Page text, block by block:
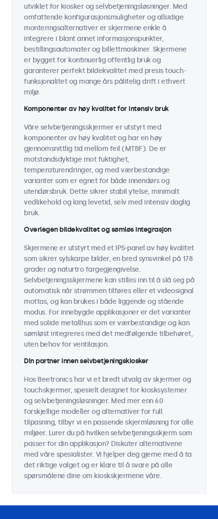
utviklet for kiosker og selvbetjeningsløsninger. Med
omfattende konfigurasjonsmuligheter og allsidige
monteringsalternativer er skjermene enkle å
integrere i blant annet informasjonspunkter,
bestillingsautomater og billettmaskiner. Skjermene
er bygget for kontinuerlig offentlig bruk og
garanterer perfekt bildekvalitet med presis touch-
funksjonalitet og mange års pålitelig drift i ethvert
miljø.
Komponenter av høy kvalitet for intensiv bruk
Våre selvbetjeningsskjermer er utstyrt med
komponenter av høy kvalitet og har en høy
gjennomsnittlig tid mellom feil (MTBF). De er
motstandsdyktige mot fuktighet,
temperaturendringer, og med værbestandige
varianter som er egnet for både innendørs og
utendørsbruk. Dette sikrer stabil ytelse, minimalt
vedlikehold og lang levetid, selv med intensiv daglig
bruk.
Overlegen bildekvalitet og sømløs integrasjon
Skjermene er utstyrt med et IPS-panel av høy kvalitet
som sikrer sylskarpe bilder, en bred synsvinkel på 178
grader og naturtro fargegjengivelse.
Selvbetjeningsskjermene kan stilles inn til å slå seg på
automatisk når strømmen tilføres eller et videosignal
mottas, og kan brukes i både liggende og stående
modus. For innebygde applikasjoner er det varianter
med solide metallhus som er værbestandige og kan
sømløst integreres med det medfølgende tilbehøret,
uten behov for ventilasjon.
Din partner innen selvbetjeningskiosker
Hos Beetronics har vi et bredt utvalg av skjermer og
touchskjermer, spesielt designet for kiosksystemer
og selvbetjeningsløsninger. Med mer enn 60
forskjellige modeller og alternativer for full
tilpasning, tilbyr vi en passende skjermløsning for alle
miljøer. Lurer du på hvilken selvbetjeningsskjerm som
passer for din applikasjon? Diskuter alternativene
med våre spesialister. Vi hjelper deg gjerne med å ta
det riktige valget og er klare til å svare på alle
spørsmålene dine om kioskskjermene våre.